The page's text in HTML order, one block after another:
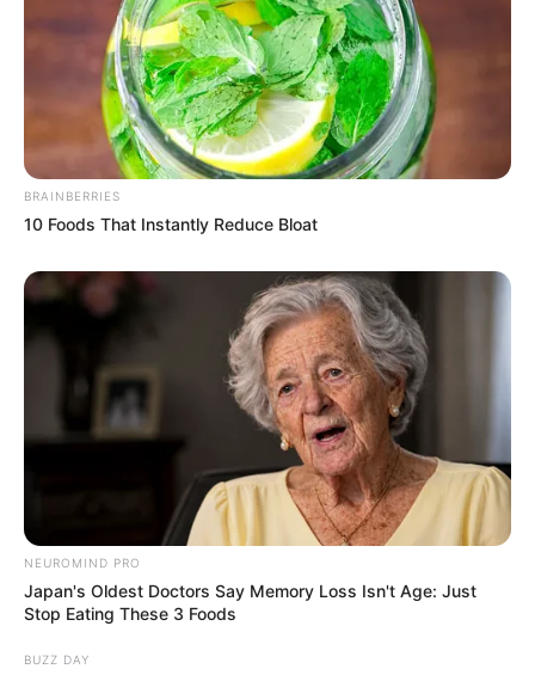
terbarunya. Aquaman bercerita tentang Arthur Curry (Jason
Momoa) yang menyadari kalau ia adalah pewaris tahta kerajaan di
bawah laut Atlantis serta menjadi pahlawan bagi dunia. Film ini
juga tayang dalam bentuk IMAX loh.
Baca juga:Aquaman, Aksi Sang Pewaris Atlantis Melindungi
Dunia
4. Milly & Mamet
BRAINBERRIES
10 Foods That Instantly Reduce Bloat
NEUROMIND PRO
Japan's Oldest Doctors Say Memory Loss Isn't Age: Just
Stop Eating These 3 Foods
BUZZ DAY